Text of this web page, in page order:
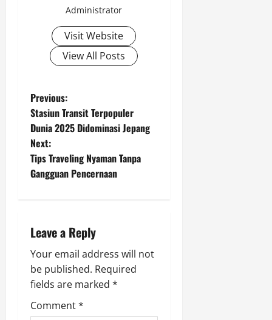
Administrator
Visit Website
View All Posts
P
o
s
t
a
v
i
g
Previous:
Stasiun Transit Terpopuler
Dunia 2025 Didominasi Jepang
Next:
Tips Traveling Nyaman Tanpa
Gangguan Pencernaan
Leave a Reply
Your email address will not
be published. Required
fields are marked *
Comment*